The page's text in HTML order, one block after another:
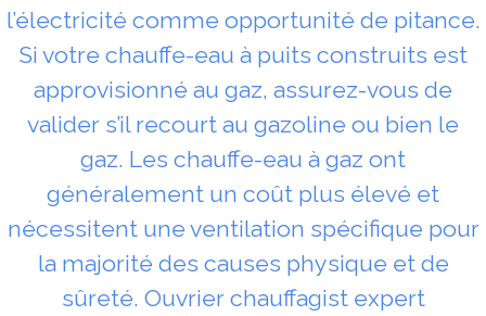
l’électricité comme opportunité de pitance.
Si votre chauffe-eau à puits construits est
approvisionné au gaz, assurez-vous de
valider s’il recourt au gazoline ou bien le
gaz. Les chauffe-eau à gaz ont
généralement un coût plus élevé et
nécessitent une ventilation spécifique pour
la majorité des causes physique et de
sûreté. Ouvrier chauffagist expert